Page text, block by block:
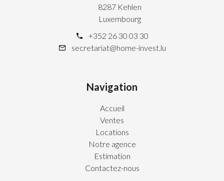
8287 Kehlen
Luxembourg
+352 26 30 03 30
secretariat@home-invest.lu
Navigation
Accueil
Ventes
Locations
Notre agence
Estimation
Contactez-nous